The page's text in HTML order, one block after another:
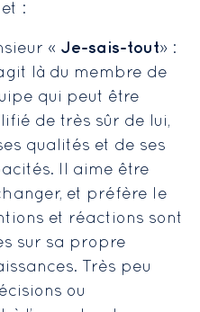
:
« Je-sais-tout» :
là du membre de
qui peut être
de très sûr de lui,
qualités et de ses
Il aime être
et préfère le
et réactions sont
sur sa propre
Très peu
ou